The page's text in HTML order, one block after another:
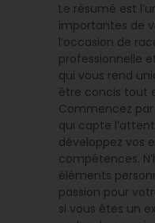
Le résumé est
importantes de
l’occasion de
professionnelle
qui vous rend
être concis tout
Commencez
qui capte
développez vos
compétences.
éléments
passion pour
si vous êtes un